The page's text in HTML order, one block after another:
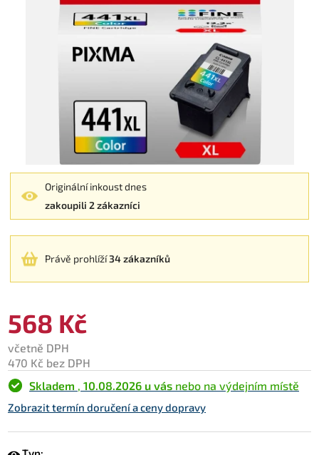
Originální inkoust dnes
zakoupili 2 zákazníci
Právě prohlíží34 zákazníků
568 Kč
včetně DPH
470 Kč bez DPH
Skladem , 10.08.2026 u vás nebo na výdejním místě
Zobrazit termín doručení a ceny dopravy